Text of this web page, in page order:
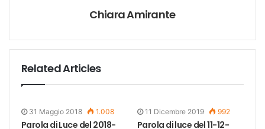
Chiara Amirante
Related Articles
31 Maggio 2018 1.008
Parola di Luce del 2018-
11 Dicembre 2019 992
Parola di luce del 11-12-